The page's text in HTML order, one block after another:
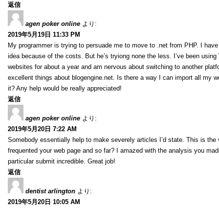
返信
agen poker online より:
2019年5月19日 11:33 PM
My programmer is trying to persuade me to move to .net from PHP. I
idea because of the costs. But he’s tryiong none the less. I’ve been
websites for about a year and am nervous about switching to another
excellent things about blogengine.net. Is there a way I can import all my
it? Any help would be really appreciated!
返信
agen poker online より:
2019年5月20日 7:22 AM
Somebody essentially help to make severely articles I’d state. This is
frequented your web page and so far? I amazed with the analysis you
particular submit incredible. Great job!
返信
dentist arlington より:
2019年5月20日 10:05 AM